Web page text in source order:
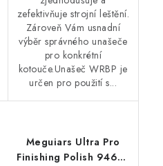
zefektivňuje strojní leštění.
Zároveň Vám usnadní
výběr správného unašeče
pro konkrétní
kotouče.Unašeč WRBP je
určen pro použití s...
Meguiars Ultra Pro
Finishing Polish 946ml